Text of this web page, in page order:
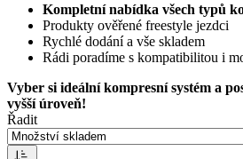
Kompletní nabídka všech typů
Produkty ověřené freestyle jezdci
Rychlé dodání a vše skladem
Rádi poradíme s kompatibilitou i
Vyber si ideální kompresní systém a
vyšší úroveň!
Řadit